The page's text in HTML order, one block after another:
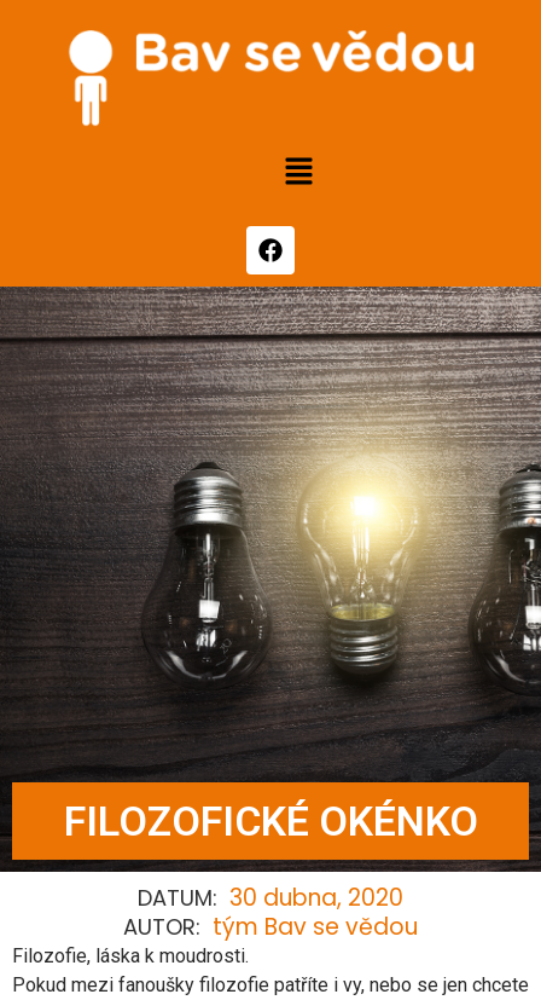
FILOZOFICKÉ OKÉNKO
DATUM: 30 dubna, 2020
AUTOR: tým Bav se vědou
Filozofie, láska k moudrosti.
Pokud mezi fanoušky filozofie patříte i vy, nebo se jen chcete